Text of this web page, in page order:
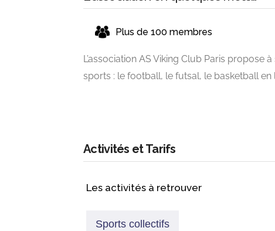
Plus de 100 membres
L’association AS Viking Club Paris propose
sports : le football, le futsal, le basketball
Activités et Tarifs
Les activités à retrouver
Sports collectifs